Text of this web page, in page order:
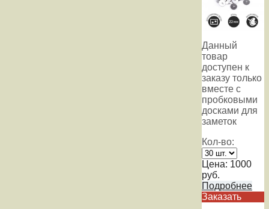
Данный
товар
доступен к
заказу только
вместе с
пробковыми
досками для
заметок
Кол-во:
Цена: 1000
руб.
Подробнее
Заказать